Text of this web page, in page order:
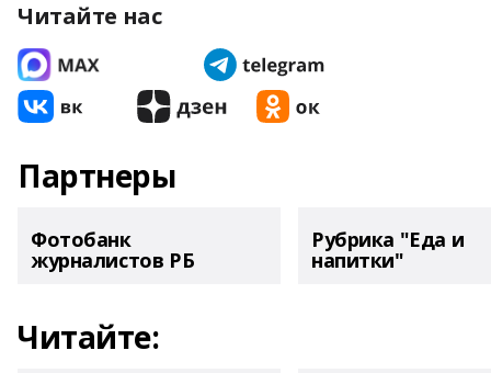
Читайте нас
Партнеры
Фотобанк
журналистов РБ
Рубрика "Еда и
напитки"
Читайте: